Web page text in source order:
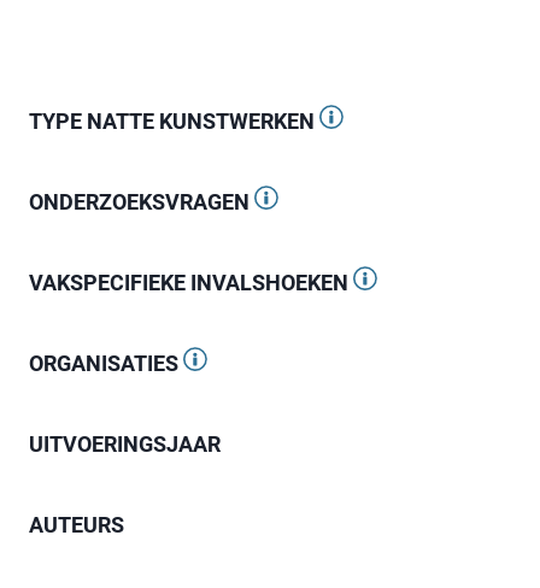
TYPE NATTE KUNSTWERKEN
ONDERZOEKSVRAGEN
VAKSPECIFIEKE INVALSHOEKEN
ORGANISATIES
UITVOERINGSJAAR
AUTEURS